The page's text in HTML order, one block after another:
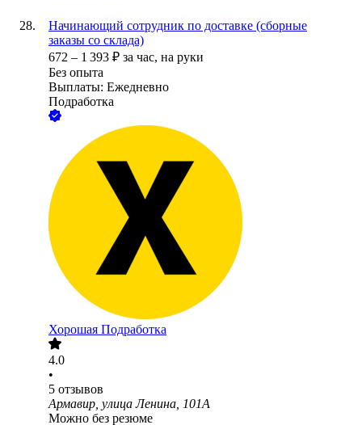
Начинающий сотрудник по доставке (сборные
заказы со склада)
672 – 1 393 ₽ за час, на руки
Без опыта
Выплаты: Ежедневно
Подработка
Хорошая Подработка
4.0
•
5 отзывов
Армавир, улица Ленина, 101А
Можно без резюме